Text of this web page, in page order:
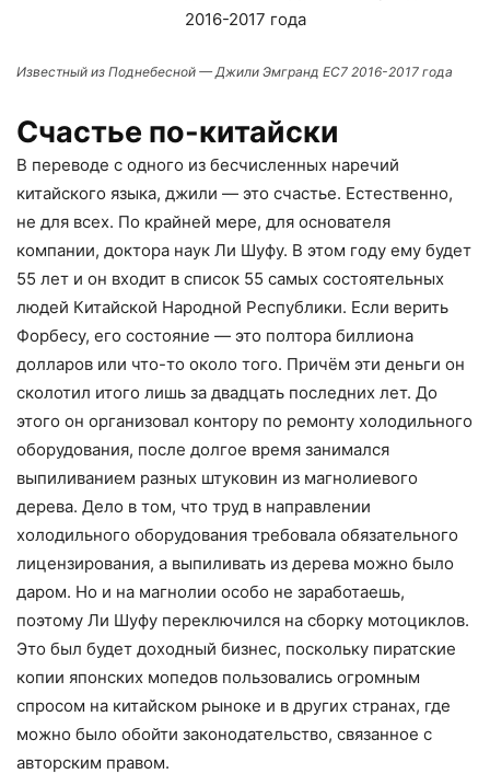
Известный из Поднебесной — Джили Эмгранд ЕС7 2016-2017 года
Счастье по-китайски
В переводе с одного из бесчисленных наречий
китайского языка, джили — это счастье. Естественно,
не для всех. По крайней мере, для основателя
компании, доктора наук Ли Шуфу. В этом году ему будет
55 лет и он входит в список 55 самых состоятельных
людей Китайской Народной Республики. Если верить
Форбесу, его состояние — это полтора биллиона
долларов или что-то около того. Причём эти деньги он
сколотил итого лишь за двадцать последних лет. До
этого он организовал контору по ремонту холодильного
оборудования, после долгое время занимался
выпиливанием разных штуковин из магнолиевого
дерева. Дело в том, что труд в направлении
холодильного оборудования требовала обязательного
лицензирования, а выпиливать из дерева можно было
даром. Но и на магнолии особо не заработаешь,
поэтому Ли Шуфу переключился на сборку мотоциклов.
Это был будет доходный бизнес, поскольку пиратские
копии японских мопедов пользовались огромным
спросом на китайском рыноке и в других странах, где
можно было обойти законодательство, связанное с
авторским правом.